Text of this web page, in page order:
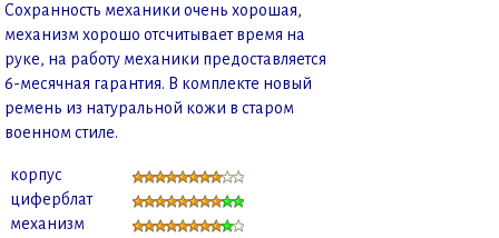
Сохранность механики очень хорошая,
механизм хорошо отсчитывает время на
руке, на работу механики предоставляется
6-месячная гарантия. В комплекте новый
ремень из натуральной кожи в старом
военном стиле.
корпус
циферблат
механизм